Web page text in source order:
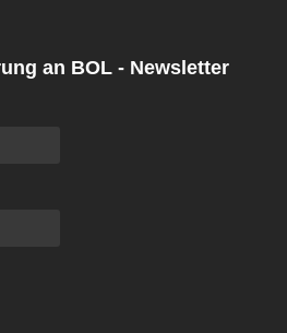
an BOL - Newsletter